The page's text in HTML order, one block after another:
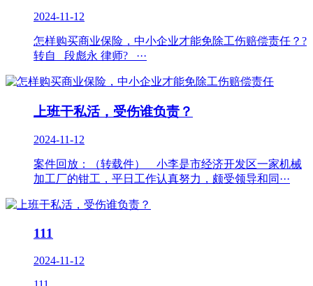
2024-11-12
怎样购买商业保险，中小企业才能免除工伤赔偿责任？?
转自 段彪永 律师? ···
上班干私活，受伤谁负责？
2024-11-12
案件回放：（转载件） 小李是市经济开发区一家机械
加工厂的钳工，平日工作认真努力，颇受领导和同···
111
2024-11-12